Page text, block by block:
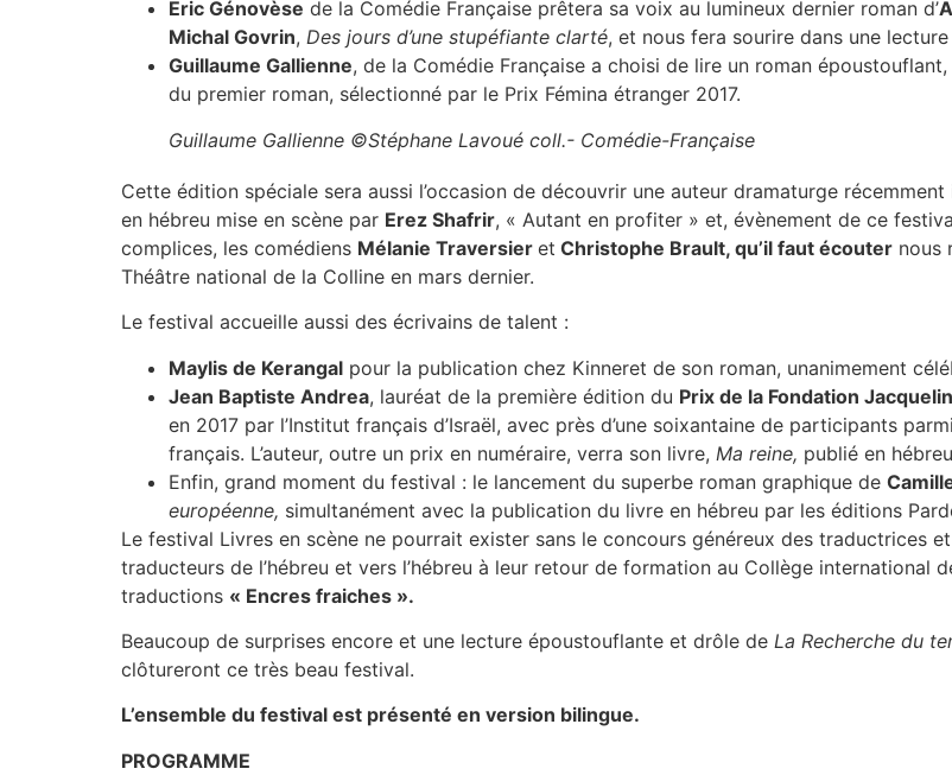
Eric Génovèse de la Comédie Française prêtera sa voix au lumineux dernier roman d’
Michal Govrin, Des jours d’une stupéfiante clarté, et nous fera sourire dans une
Guillaume Gallienne, de la Comédie Française a choisi de lire un roman époustouflant,
du premier roman, sélectionné par le Prix Fémina étranger 2017.
Guillaume Gallienne ©Stéphane Lavoué coll.- Comédie-Française
Cette édition spéciale sera aussi l’occasion de découvrir une auteur dramaturge récemment
en hébreu mise en scène par Erez Shafrir, « Autant en profiter » et, évènement de ce
complices, les comédiens Mélanie Traversier et Christophe Brault, qu’il faut écouter nous
Théâtre national de la Colline en mars dernier.
Le festival accueille aussi des écrivains de talent :
Maylis de Kerangal pour la publication chez Kinneret de son roman, unanimement
Jean Baptiste Andrea, lauréat de la première édition du Prix de la Fondation
en 2017 par l’Institut français d’Israël, avec près d’une soixantaine de participants
français. L’auteur, outre un prix en numéraire, verra son livre, Ma reine, publié en
Enfin, grand moment du festival : le lancement du superbe roman graphique de
européenne, simultanément avec la publication du livre en hébreu par les éditions
Le festival Livres en scène ne pourrait exister sans le concours généreux des traductrices
traducteurs de l’hébreu et vers l’hébreu à leur retour de formation au Collège international
traductions « Encres fraiches ».
Beaucoup de surprises encore et une lecture époustouflante et drôle de La Recherche du
clôtureront ce très beau festival.
L’ensemble du festival est présenté en version bilingue.
PROGRAMME